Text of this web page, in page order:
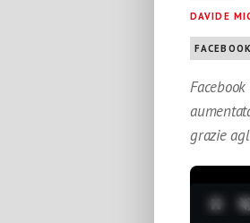
DAVIDE
FACEBOOK
grazie